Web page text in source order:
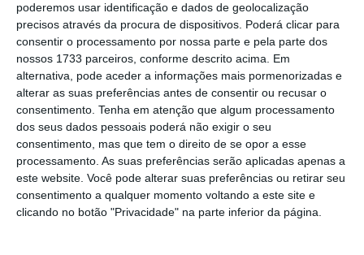
poderemos usar identificação e dados de geolocalização
precisos através da procura de dispositivos. Poderá clicar para
consentir o processamento por nossa parte e pela parte dos
nossos 1733 parceiros, conforme descrito acima. Em
alternativa, pode aceder a informações mais pormenorizadas e
alterar as suas preferências antes de consentir ou recusar o
consentimento. Tenha em atenção que algum processamento
dos seus dados pessoais poderá não exigir o seu
consentimento, mas que tem o direito de se opor a esse
processamento. As suas preferências serão aplicadas apenas a
este website. Você pode alterar suas preferências ou retirar seu
consentimento a qualquer momento voltando a este site e
clicando no botão "Privacidade" na parte inferior da página.
No momento em que a informação é
mais importante do que nunca, apoie
o jornalismo independente e rigoroso.
De que forma? Assine o ECO Premium e
tenha acesso a notícias exclusivas, à
opinião que conta, às reportagens e
especiais que mostram o outro lado da
história.